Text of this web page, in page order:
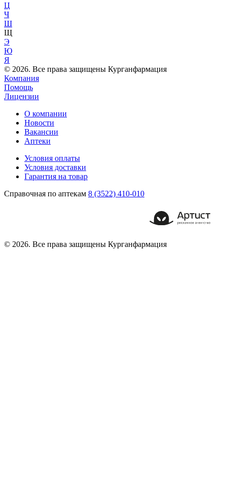
Ц
Ч
Ш
Щ
Э
Ю
Я
© 2026. Все права защищены Курганфармация
Компания
Помощь
Лицензии
О компании
Новости
Вакансии
Аптеки
Условия оплаты
Условия доставки
Гарантия на товар
Справочная по аптекам 8 (3522) 410-010
© 2026. Все права защищены Курганфармация